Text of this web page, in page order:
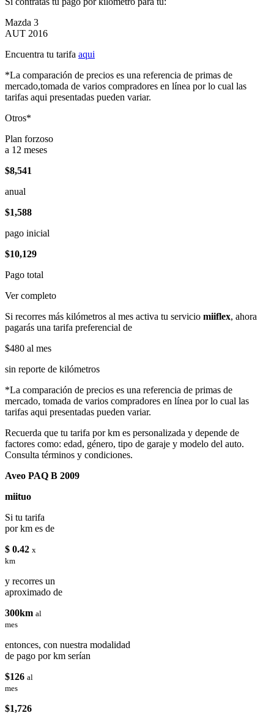
Mazda 3
AUT 2016
Encuentra tu tarifa aqui
*La comparación de precios es una referencia de primas de
mercado,tomada de varios compradores en línea por lo cual las
tarifas aqui presentadas pueden variar.
Otros*
Plan forzoso
a 12 meses
$8,541
anual
$1,588
pago inicial
$10,129
Pago total
Ver completo
Si recorres más kilómetros al mes activa tu servicio miiflex, ahora
pagarás una tarifa preferencial de
$480 al mes
sin reporte de kilómetros
*La comparación de precios es una referencia de primas de
mercado, tomada de varios compradores en línea por lo cual las
tarifas aqui presentadas pueden variar.
Recuerda que tu tarifa por km es personalizada y depende de
factores como: edad, género, tipo de garaje y modelo del auto.
Consulta términos y condiciones.
Aveo PAQ B 2009
miituo
Si tu tarifa
por km es de
$ 0.42 x
km
y recorres un
aproximado de
300km al
mes
entonces, con nuestra modalidad
de pago por km serían
$126 al
mes
$1,726